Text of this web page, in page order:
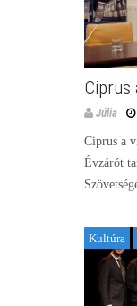
Ciprus
Júlia
Ciprus a
Évzárót
Kultúra